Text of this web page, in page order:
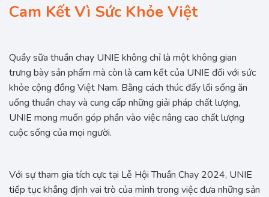
Cam Kết Vì Sức Khỏe Việt
Quầy sữa thuần chay UNIE không chỉ là một không gian
trưng bày sản phẩm mà còn là cam kết của UNIE đối với sức
khỏe cộng đồng Việt Nam. Bằng cách thúc đẩy lối sống ăn
uống thuần chay và cung cấp những giải pháp chất lượng,
UNIE mong muốn góp phần vào việc nâng cao chất lượng
cuộc sống của mọi người.
Với sự tham gia tích cực tại Lễ Hội Thuần Chay 2024, UNIE
tiếp tục khẳng định vai trò của mình trong việc đưa những sản